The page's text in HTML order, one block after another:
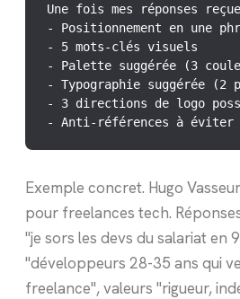
Une fois mes réponses
- Positionnement en une
- 5 mots-clés visuels
- Palette suggérée (3
- Typographie suggérée (2
- 3 directions de logo
- Anti-références à éviter
Exemple concret. Hugo
pour freelances tech.
"je sors les devs du salariat en
"développeurs 28-35 ans qui
freelance", valeurs "rigueur,